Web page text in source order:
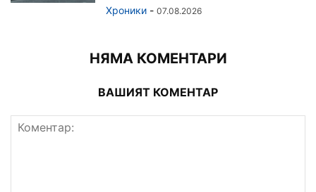
Хроники - 07.08.2026
НЯМА КОМЕНТАРИ
ВАШИЯТ КОМЕНТАР